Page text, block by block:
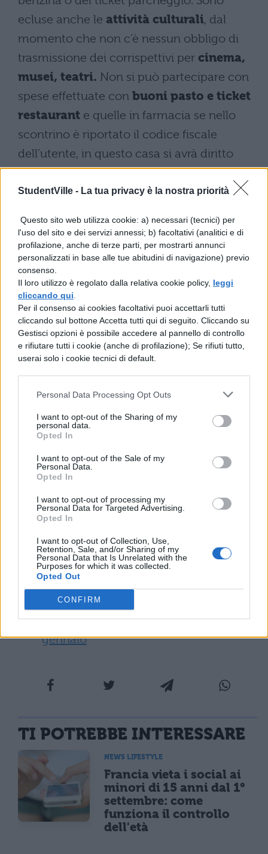
StudentVille - La tua privacy è la nostra priorità
Questo sito web utilizza cookie: a) necessari (tecnici) per
l'uso del sito e dei servizi annessi; b) facoltativi (analitici e di
profilazione, anche di terze parti, per mostrarti annunci
personalizzati in base alle tue abitudini di navigazione) previo
consenso.
Il loro utilizzo è regolato dalla relativa cookie policy, leggi
cliccando qui
Per il consenso ai cookies facoltativi puoi accettarli tutti
cliccando sul bottone Accetta tutti qui di seguito. Cliccando su
Gestisci opzioni è possibile accedere al pannello di controllo
e rifiutare tutti i cookie (anche di profilazione); Se rifiuti tutto,
userai solo i cookie tecnici di default.
Personal Data Processing Opt Outs
I want to opt-out of the Sharing of my
personal data.
Opted In
I want to opt-out of the Sale of my
Personal Data.
Opted In
I want to opt-out of processing my
Personal Data for Targeted Advertising.
Opted In
I want to opt-out of Collection, Use,
Retention, Sale, and/or Sharing of my
Personal Data that Is Unrelated with the
Purposes for which it was collected.
Opted Out
CONFIRM
ecluse anche le attività culturali, dal
momento che non c’è nessun obbligo di
trasmissione dei corrispettivi per cinema,
musei, teatri. Non si può partecipare con
spese effettuate con buoni pasto e ticket
restaurant e quelle in farmacia se nello
scontrino è riportato il codice fiscale
dell’utente, in questo casa si avrà diritto
solo alla detrazione fiscale.
come partecipare
Alla lotteria degli scontrini possono
partecipare tutti i maggiorenni residenti in
Italia che pagano con carte di credito,
prepagate, bancomat o app beni o servizi
per almeno 1 euro di spesa presso esercenti
che trasmettono telematicamente i
cliente fornisce all’esercente il proprio
detrazione o deduzione fiscale.
Cashback di Natale: cos’è e come
funziona
Cashback: a chi spetta e tipologie di
spesa
Cashback di stato 2021: le regole da
gennaio
TI POTREBBE INTERESSARE
NEWS LIFESTYLE
Francia vieta i social ai
minori di 15 anni dal 1°
settembre: come
funziona il controllo
dell'età